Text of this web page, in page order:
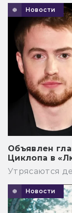
Новости
Объявлен
Циклопа в
Утрясаются
Новости